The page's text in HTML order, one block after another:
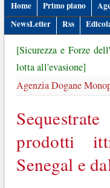
Home
Primo piano
NewsLetter
Rss
[Sicurezza e Forze
lotta all'evasione]
Agenzia Dogane
prodotti
Senegal e